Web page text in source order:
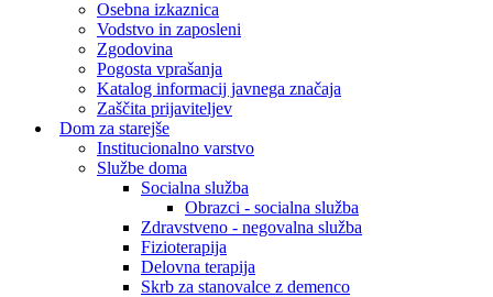
Osebna izkaznica
Vodstvo in zaposleni
Zgodovina
Pogosta vprašanja
Katalog informacij javnega značaja
Zaščita prijaviteljev
Dom za starejše
Institucionalno varstvo
Službe doma
Socialna služba
Obrazci - socialna služba
Zdravstveno - negovalna služba
Fizioterapija
Delovna terapija
Skrb za stanovalce z demenco